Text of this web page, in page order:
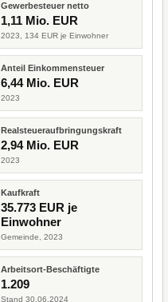
Gewerbesteuer netto
1,11 Mio. EUR
2023, 134 EUR je Einwohner
Anteil Einkommensteuer
6,44 Mio. EUR
2023
Realsteueraufbringungskraft
2,94 Mio. EUR
2023
Kaufkraft
35.773 EUR je
Einwohner
Gemeinde, 2023
Arbeitsort-Beschäftigte
1.209
Stand 30.06.2024